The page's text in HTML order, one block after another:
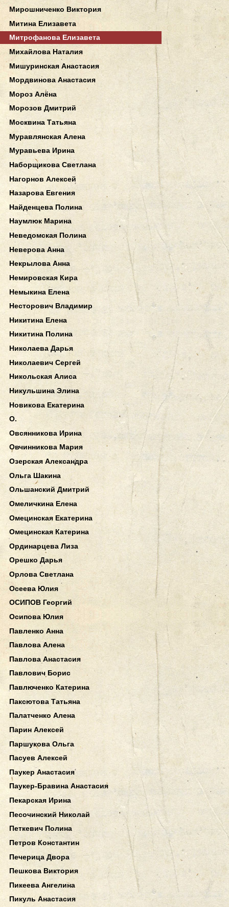
Мирошниченко Виктория
Митина Елизавета
Митрофанова Елизавета
Михайлова Наталия
Мишуринская Анастасия
Мордвинова Анастасия
Мороз Алёна
Морозов Дмитрий
Москвина Татьяна
Муравлянская Алена
Муравьева Ирина
Наборщикова Светлана
Нагорнов Алексей
Назарова Евгения
Найденцева Полина
Наумлюк Марина
Неведомская Полина
Неверова Анна
Некрылова Анна
Немировская Кира
Немыкина Елена
Несторович Владимир
Никитина Елена
Никитина Полина
Николаева Дарья
Николаевич Сергей
Никольская Алиса
Никульшина Элина
Новикова Екатерина
О.
Овсянникова Ирина
Овчинникова Мария
Озерская Александра
Ольга Шакина
Ольшанский Дмитрий
Омеличкина Елена
Омецинская Екатерина
Омецинская Катерина
Ординарцева Лиза
Орешко Дарья
Орлова Светлана
Осеева Юлия
ОСИПОВ Георгий
Осипова Юлия
Павленко Анна
Павлова Алена
Павлова Анастасия
Павлович Борис
Павлюченко Катерина
Паксютова Татьяна
Палатченко Алена
Парин Алексей
Паршукова Ольга
Пасуев Алексей
Паукер Анастасия
Паукер-Бравина Анастасия
Пекарская Ирина
Песочинский Николай
Петкевич Полина
Петров Константин
Печерица Двора
Пешкова Виктория
Пикеева Ангелина
Пикуль Анастасия